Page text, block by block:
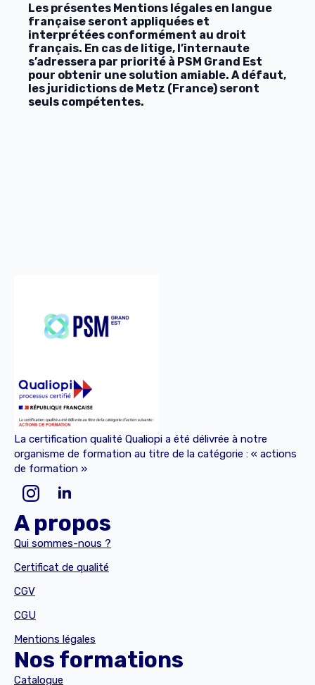
Les présentes Mentions légales en langue
française seront appliquées et
interprétées conformément au droit
français. En cas de litige, l’internaute
s’adressera par priorité à PSM Grand Est
pour obtenir une solution amiable. A défaut,
les juridictions de Metz (France) seront
seuls compétentes.
La certification qualité Qualiopi a été délivrée à notre
organisme de formation au titre de la catégorie : « actions
de formation »
A propos
Qui sommes-nous ?
Certificat de qualité
CGV
CGU
Mentions légales
Nos formations
Catalogue